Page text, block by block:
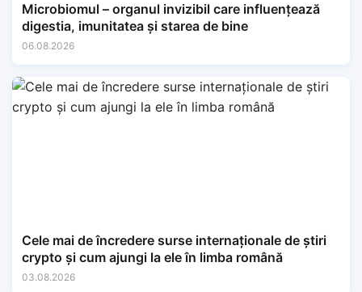
Microbiomul – organul invizibil care influențează
digestia, imunitatea și starea de bine
06.08.2026
Cele mai de încredere surse internaționale de știri
crypto și cum ajungi la ele în limba română
03.08.2026